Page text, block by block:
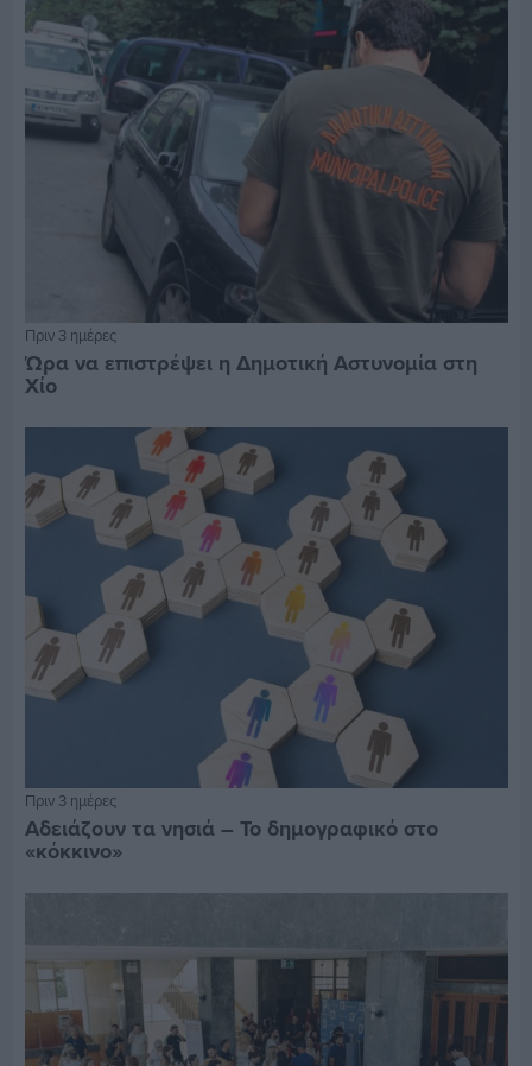
Πριν 3 ημέρες
Ώρα να επιστρέψει η Δημοτική Αστυνομία στη
Χίο
Πριν 3 ημέρες
Αδειάζουν τα νησιά – Το δημογραφικό στο
«κόκκινο»